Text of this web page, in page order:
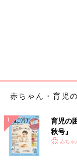
赤ちゃん・育児
育児の
秋号』
いっぱ
赤ちゃ